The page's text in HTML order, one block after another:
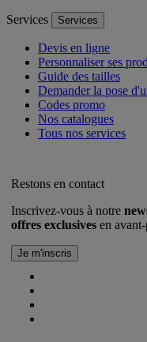
Services Services
Devis en ligne
Personnaliser ses
Guide des tailles
Demander la pose
Codes promo
Nos catalogues
Tous nos services
Restons en contact
Inscrivez-vous à notre
offres exclusives en